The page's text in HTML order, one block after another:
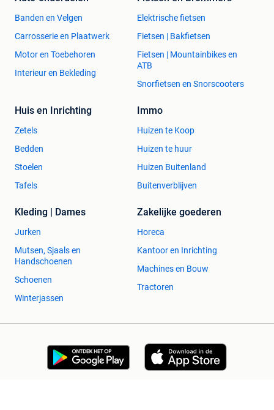
Banden en Velgen
Carrosserie en Plaatwerk
Motor en Toebehoren
Interieur en Bekleding
Elektrische fietsen
Fietsen | Bakfietsen
Fietsen | Mountainbikes en
ATB
Snorfietsen en Snorscooters
Huis en Inrichting
Zetels
Bedden
Stoelen
Tafels
Immo
Huizen te Koop
Huizen te huur
Huizen Buitenland
Buitenverblijven
Kleding | Dames
Jurken
Mutsen, Sjaals en
Handschoenen
Schoenen
Winterjassen
Zakelijke goederen
Horeca
Kantoor en Inrichting
Machines en Bouw
Tractoren